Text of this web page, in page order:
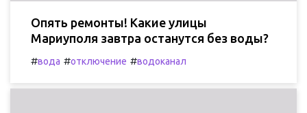
Опять ремонты! Какие улицы
Мариуполя завтра останутся без воды?
#вода #отключение #водоканал